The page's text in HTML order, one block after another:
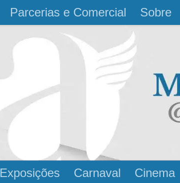
Parcerias e Comercial Sobre
Carnaval Cinema